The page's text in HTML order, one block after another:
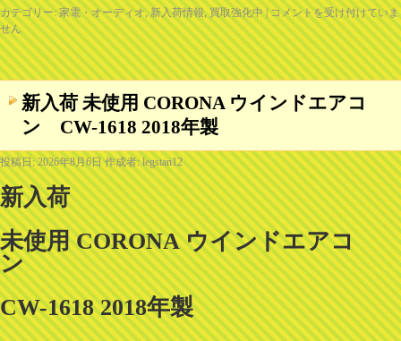
カテゴリー: 家電・オーディオ,新入荷情報,買取強化中 | コメントを受け付けていま
せん
新入荷 未使用 CORONA ウインドエアコ
ン CW-1618 2018年製
投稿日: 2026年8月6日 作成者: legstan12
新入荷
未使用 CORONA ウインドエアコ
ン
CW-1618 2018年製